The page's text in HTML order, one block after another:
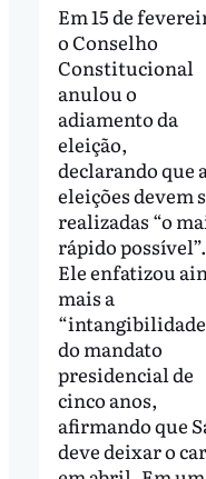
Em 15 de
o Conselho
Constitucional
anulou o
adiamento da
eleição,
declarando que
eleições devem
realizadas “o
rápido possível”.
Ele enfatizou
mais a
do mandato
presidencial de
cinco anos,
afirmando que
deve deixar o